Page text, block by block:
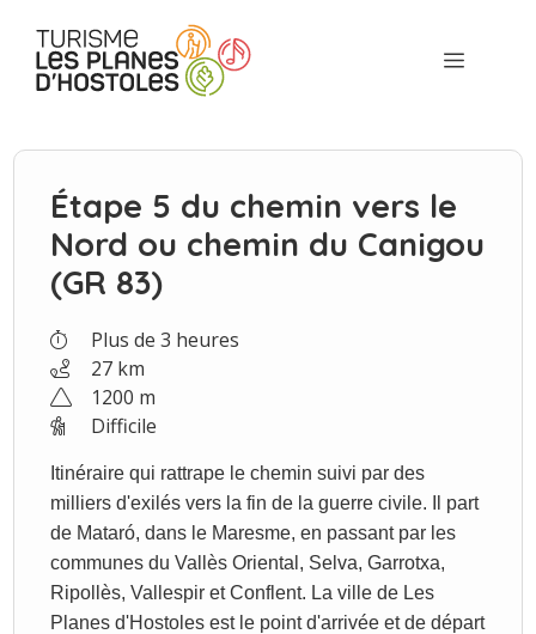
contenu
Menu
Étape 5 du chemin vers le
Nord ou chemin du Canigou
(GR 83)
Plus de 3 heures
27 km
1200 m
Difficile
Itinéraire qui rattrape le chemin suivi par des
milliers d'exilés vers la fin de la guerre civile. Il part
de Mataró, dans le Maresme, en passant par les
communes du Vallès Oriental, Selva, Garrotxa,
Ripollès, Vallespir et Conflent. La ville de Les
Planes d'Hostoles est le point d'arrivée et de départ